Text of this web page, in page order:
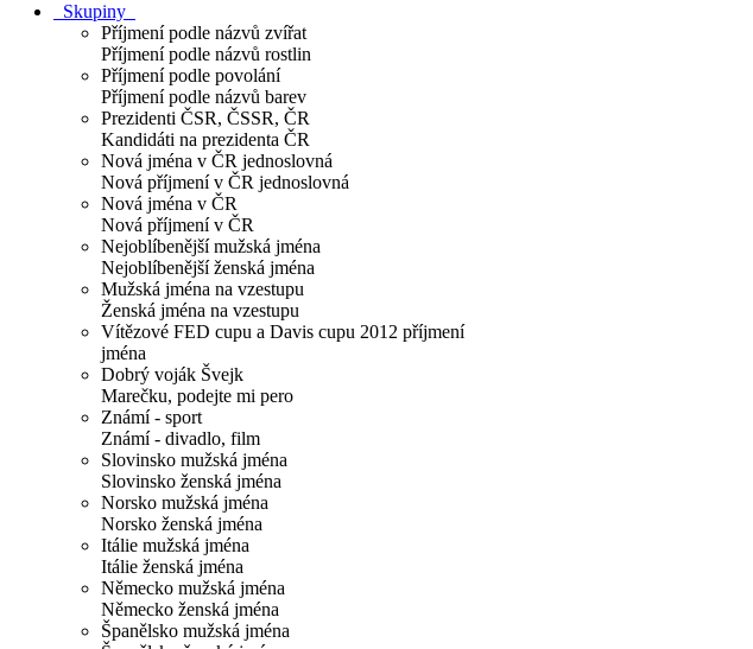
Skupiny
Příjmení podle názvů zvířat
Příjmení podle názvů rostlin
Příjmení podle povolání
Příjmení podle názvů barev
Prezidenti ČSR, ČSSR, ČR
Kandidáti na prezidenta ČR
Nová jména v ČR jednoslovná
Nová příjmení v ČR jednoslovná
Nová jména v ČR
Nová příjmení v ČR
Nejoblíbenější mužská jména
Nejoblíbenější ženská jména
Mužská jména na vzestupu
Ženská jména na vzestupu
Vítězové FED cupu a Davis cupu 2012 příjmení
jména
Dobrý voják Švejk
Marečku, podejte mi pero
Známí - sport
Známí - divadlo, film
Slovinsko mužská jména
Slovinsko ženská jména
Norsko mužská jména
Norsko ženská jména
Itálie mužská jména
Itálie ženská jména
Německo mužská jména
Německo ženská jména
Španělsko mužská jména